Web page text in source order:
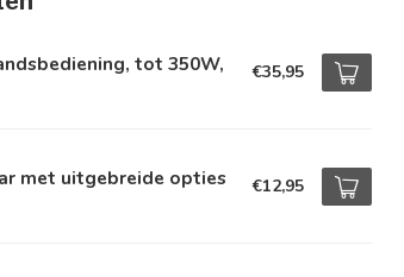
tot 350W, €35,95
met uitgebreide opties €12,95